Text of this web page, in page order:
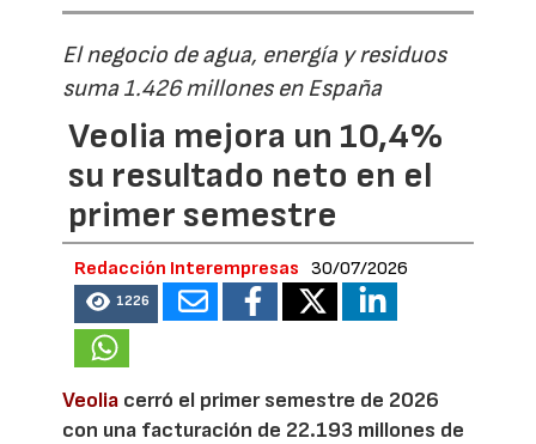
El negocio de agua, energía y residuos
suma 1.426 millones en España
Veolia mejora un 10,4%
su resultado neto en el
primer semestre
Redacción Interempresas 30/07/2026
1226
Veolia cerró el primer semestre de 2026
con una facturación de 22.193 millones de